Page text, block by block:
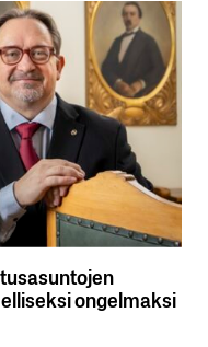
ongelmaksi